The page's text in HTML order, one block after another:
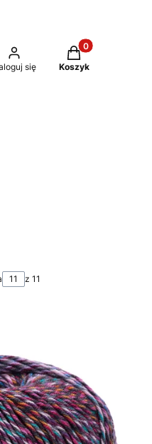
się
Produkty w
Koszyk
produkty
z 11